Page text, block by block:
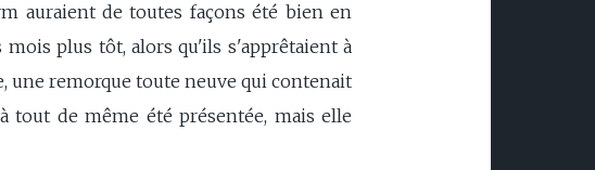
auraient de toutes façons été bien en
plus tôt, alors qu'ils s'apprêtaient à
une remorque toute neuve qui contenait
tout de même été présentée, mais elle